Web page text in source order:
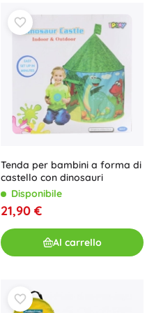
Tenda per bambini a forma di
castello con dinosauri
Disponibile
21,90 €
Al carrello